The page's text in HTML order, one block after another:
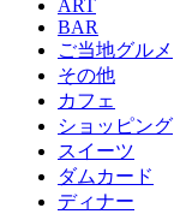
ART
BAR
ご当地グルメ
その他
カフェ
ショッピング
スイーツ
ダムカード
ディナー